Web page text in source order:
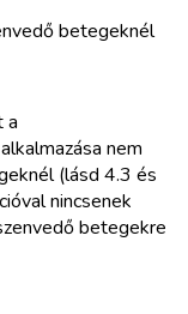
betegeknél
a
nem
(lásd 4.3 és
nincsenek
betegekre